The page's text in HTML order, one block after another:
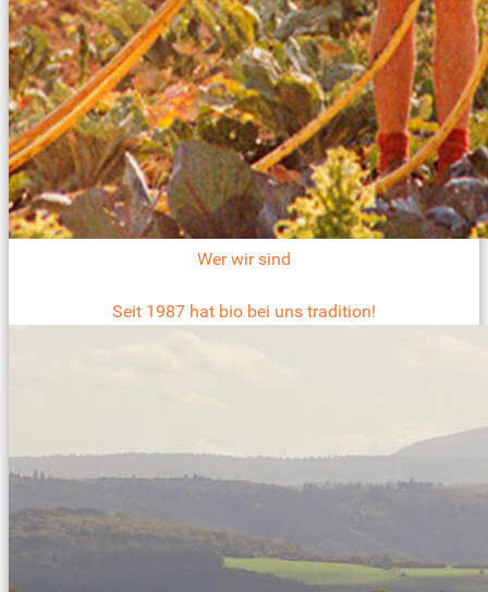
Wer wir sind
Seit 1987 hat bio bei uns tradition!